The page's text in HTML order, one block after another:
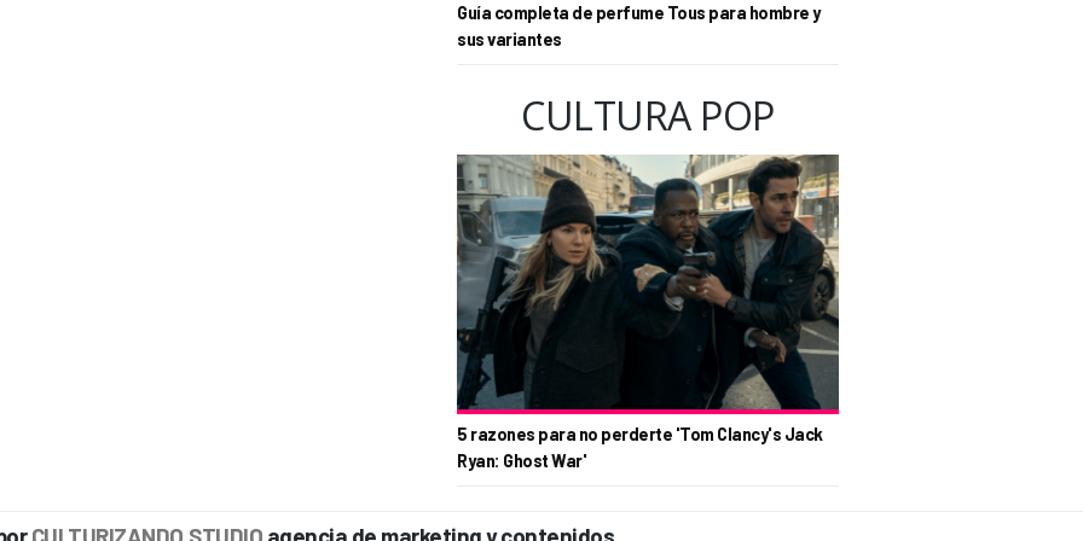
Guía completa de perfume Tous para hombre y
sus variantes
CULTURA POP
5 razones para no perderte 'Tom Clancy's Jack
Ryan: Ghost War'